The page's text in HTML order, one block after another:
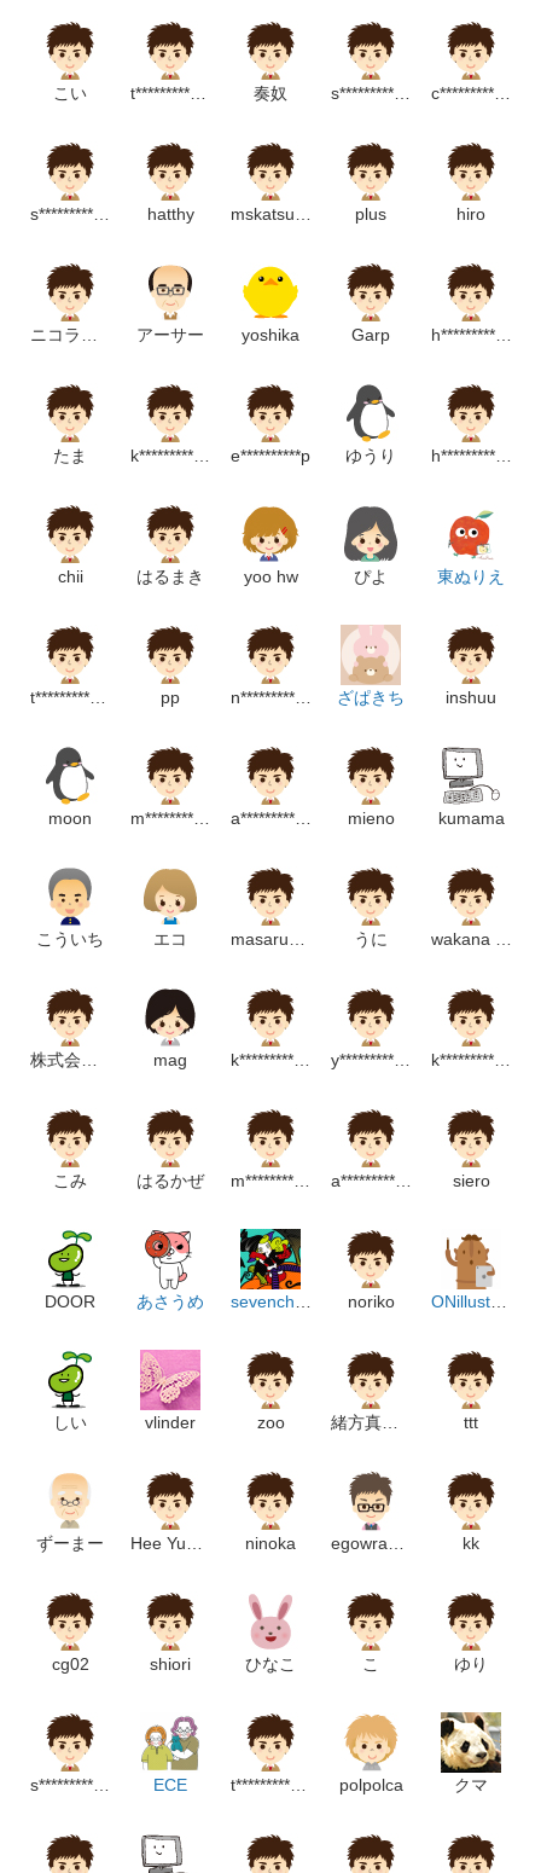
こい t**********************m 奏奴 s**************m c**************************m
s********************m hatthy mskatsuragawa plus hiro
ニコラピース アーサー yoshika Garp h********************m
たま k**************************m e**********p ゆうり h*********************m
chii はるまき yoo hw ぴよ 東ぬりえ
t**********************p pp n*********************m ざぱきち inshuu
moon m*******************m a**********************p mieno kumama
こういち エコ masarusaru うに wakana watanabe
株式会社豊洋 mag k********************m y*****************p k***********************m
こみ はるかぜ m**************************m a*******************m siero
DOOR あさうめ sevenchances noriko ONillustration
しい vlinder zoo 緒方真由美 ttt
ずーまー Hee Yun Park ninoka egowrappin kk
cg02 shiori ひなこ こ ゆり
s********************************p ECE t****************m polpolca クマ